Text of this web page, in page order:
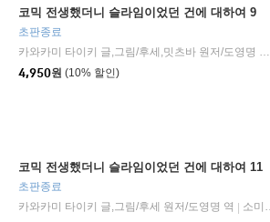
코믹 전생했더니 슬라임이었던 건에 대하여 9
초판종료
카와카미 타이키 글,그림/후세,밋츠바 원저/도영명 역
4,950원 (10% 할인)
코믹 전생했더니 슬라임이었던 건에 대하여 11
초판종료
카와카미 타이키 글,그림/후세 원저/도영명 역
소미미디어